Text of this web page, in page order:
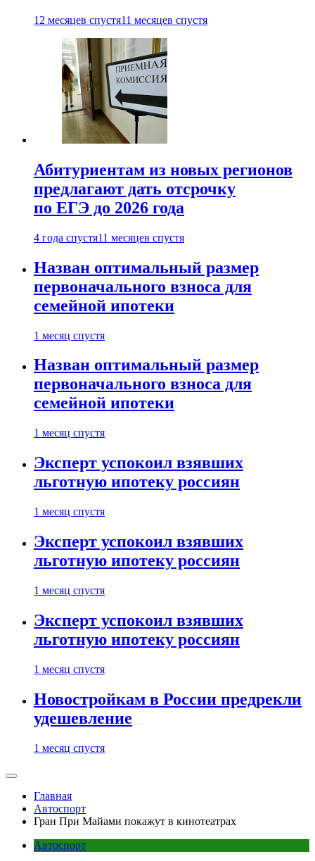
12 месяцев спустя11 месяцев спустя
Абитуриентам из новых регионов
предлагают дать отсрочку
по ЕГЭ до 2026 года
4 года спустя11 месяцев спустя
Назван оптимальный размер
первоначального взноса для
семейной ипотеки
1 месяц спустя
Назван оптимальный размер
первоначального взноса для
семейной ипотеки
1 месяц спустя
Эксперт успокоил взявших
льготную ипотеку россиян
1 месяц спустя
Эксперт успокоил взявших
льготную ипотеку россиян
1 месяц спустя
Эксперт успокоил взявших
льготную ипотеку россиян
1 месяц спустя
Новостройкам в России предрекли
удешевление
1 месяц спустя
Главная
Автоспорт
Гран При Майами покажут в кинотеатрах
Автоспорт